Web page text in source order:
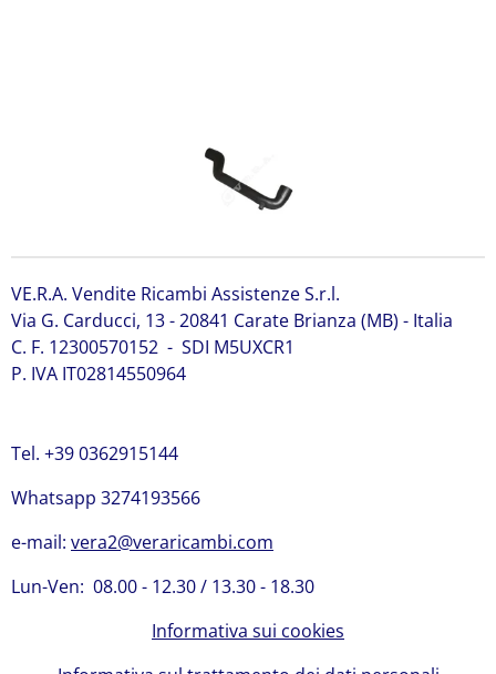
VE.R.A. Vendite Ricambi Assistenze S.r.l.
Via G. Carducci, 13 - 20841 Carate Brianza (MB) - Italia
C. F. 12300570152 - SDI M5UXCR1
P. IVA IT02814550964
Tel. +39 0362915144
Whatsapp 3274193566
e-mail: vera2@veraricambi.com
Lun-Ven: 08.00 - 12.30 / 13.30 - 18.30
Informativa sui cookies